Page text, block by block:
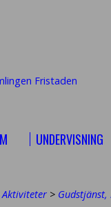
UNDERVISNING
Aktiviteter > Gudstjänst,